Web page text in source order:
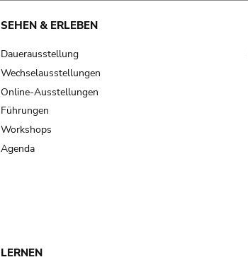
SEHEN & ERLEBEN
Dauerausstellung
Wechselausstellungen
Online-Ausstellungen
Führungen
Workshops
Agenda
LERNEN